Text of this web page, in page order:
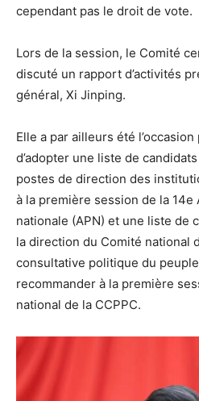
cependant pas le droit de vote.
Lors de la session, le Comité
discuté un rapport d’activités
général, Xi Jinping.
Elle a par ailleurs été
d’adopter une liste de
postes de direction des
à la première session de la
nationale (APN) et une liste de
la direction du Comité national
consultative politique du
recommander à la première
national de la CCPPC.